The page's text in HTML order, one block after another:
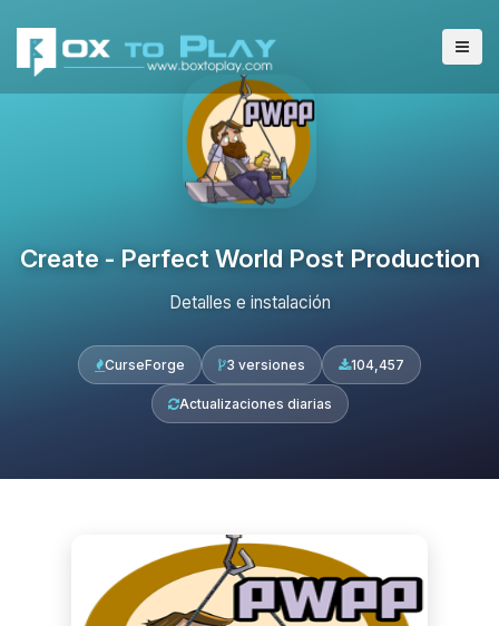
Create - Perfect World Post Production
Detalles e instalación
CurseForge 3 versiones 104,457
Actualizaciones diarias